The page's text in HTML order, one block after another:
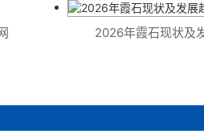
2026年霞石现状及发